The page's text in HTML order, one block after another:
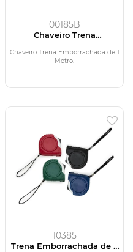
00185B
Chaveiro Trena
Chaveiro Trena Emborrachada de 1
Metro.
10385
Trena Emborrachada de 3